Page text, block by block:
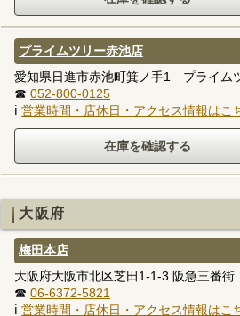
プライムツリー赤池店
愛知県日進市赤池町箕ノ手1 プライム
☎ 052-800-0125
ℹ 営業時間・店休日・アクセス情報はこ
大阪府
梅田本店
大阪府大阪市北区芝田1-1-3 阪急三番街
☎ 06-6372-5821
ℹ 営業時間・店休日・アクセス情報はこ